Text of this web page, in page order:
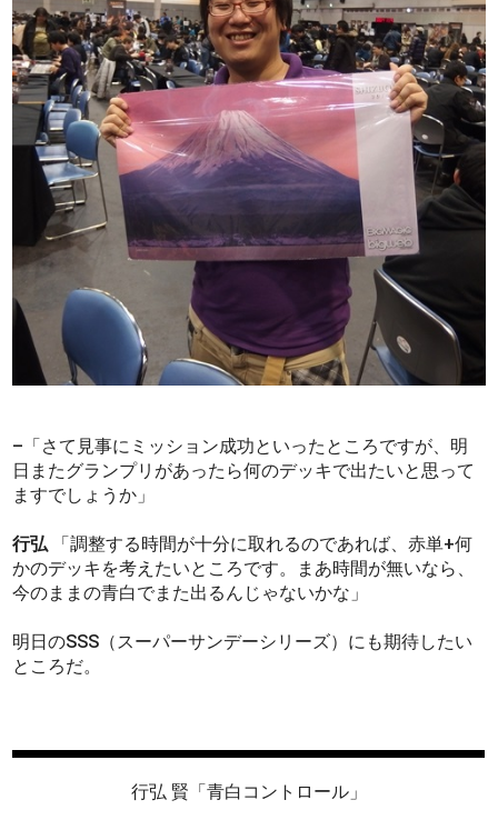
–「さて見事にミッション成功といったところですが、明
日またグランプリがあったら何のデッキで出たいと思って
ますでしょうか」
行弘 「調整する時間が十分に取れるのであれば、赤単+何
かのデッキを考えたいところです。まあ時間が無いなら、
今のままの青白でまた出るんじゃないかな」
明日のSSS（スーパーサンデーシリーズ）にも期待したい
ところだ。
行弘 賢「青白コントロール」